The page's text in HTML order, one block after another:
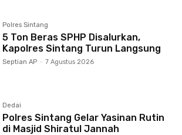
Polres Sintang
5 Ton Beras SPHP Disalurkan,
Kapolres Sintang Turun Langsung
Septian AP - 7 Agustus 2026
Dedai
Polres Sintang Gelar Yasinan Rutin
di Masjid Shiratul Jannah